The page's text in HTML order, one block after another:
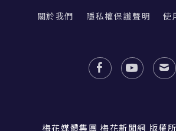
關於我們 隱私權保護聲明 使
梅花媒體集團 梅花新聞網 版權